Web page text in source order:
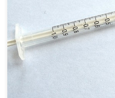
Wszystkie gatunki
posiadają wspólny układ
który niezbędny jest przy
przystosowywania się do
środowisku. Poprzez
genetycznych w
wielu różnych gatunków,